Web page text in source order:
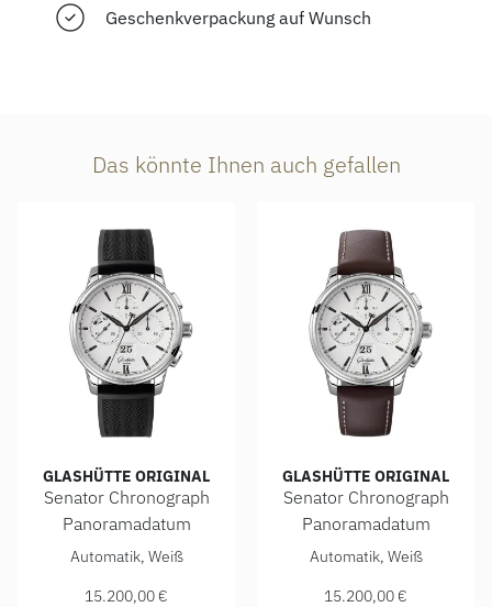
Geschenkverpackung auf Wunsch
Das könnte Ihnen auch gefallen
GLASHÜTTE ORIGINAL
Senator Chronograph
Panoramadatum
Glashütte Original Senator Chronograph
Automatik, Weiß
15.200,00 €
GLASHÜTTE ORIGINAL
Senator Chronograph
Panoramadatum
Glashütte Original Senator
Automatik, Weiß
15.200,00 €